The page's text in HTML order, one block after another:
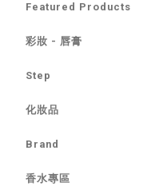
Featured Products
彩妝 - 唇膏
Step
化妝品
Brand
香水專區